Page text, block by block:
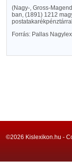
(Nagy-, Gross-
ban, (1891) 1212
Forrás: Pallas
©2026 Kislexikon.hu -